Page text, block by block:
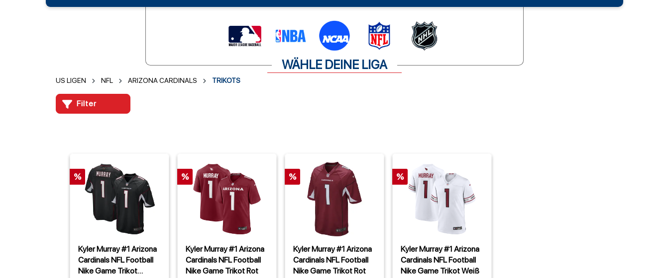
WÄHLE DEINE LIGA
US LIGEN NFL ARIZONA CARDINALS TRIKOTS
Filter
%
Kyler Murray #1 Arizona
Cardinals NFL Football
Nike Game Trikot
%
Kyler Murray #1 Arizona
Cardinals NFL Football
Nike Game Trikot Rot
%
Kyler Murray #1 Arizona
Cardinals NFL Football
Nike Game Trikot Rot
%
Kyler Murray #1 Arizona
Cardinals NFL Football
Nike Game Trikot Weiß